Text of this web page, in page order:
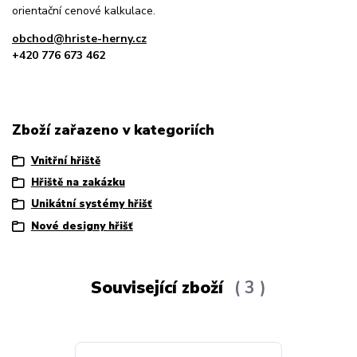
orientační cenové kalkulace.
obchod@hriste-herny.cz
+420 776 673 462
Zboží zařazeno v kategoriích
Vnitřní hřiště
Hřiště na zakázku
Unikátní systémy hřišť
Nové designy hřišť
Související zboží 3